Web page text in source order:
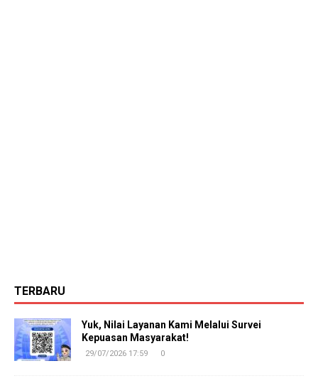
TERBARU
Yuk, Nilai Layanan Kami Melalui Survei
Kepuasan Masyarakat!
29/07/2026 17:59 0